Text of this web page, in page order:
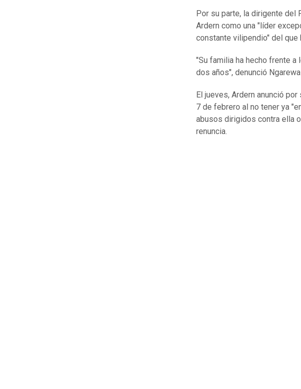
Por su parte, la dirigente del
Ardern como una "líder
constante vilipendio" del que
"Su familia ha hecho frente
dos años", denunció
El jueves, Ardern anunció
7 de febrero al no tener ya
abusos dirigidos contra ella
renuncia.